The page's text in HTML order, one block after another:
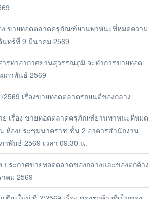
ง ขายทอดตลาดครุภัณฑ์ยานพาหนะที่หมดความ
นทร์ที่ 9 มีนาคม 2569
รท่าอากาศยานสุวรรณภูมิ จะทำการขายทอด
ภาพันธ์ 2569
เรื่องขายทอดตลาดรถยนต์ของกลาง
เรื่อง ขายทอดตลาดครุภัณฑ์ยานพาหนะที่หมด
ห้องประชุมนาคราช ชั้น 2 อาคารสำนักงาน
พันธ์ 2569 เวลา 09.30 น.
ระกาศขายทอดตลาดของกลางและของตกค้าง
คม 2569